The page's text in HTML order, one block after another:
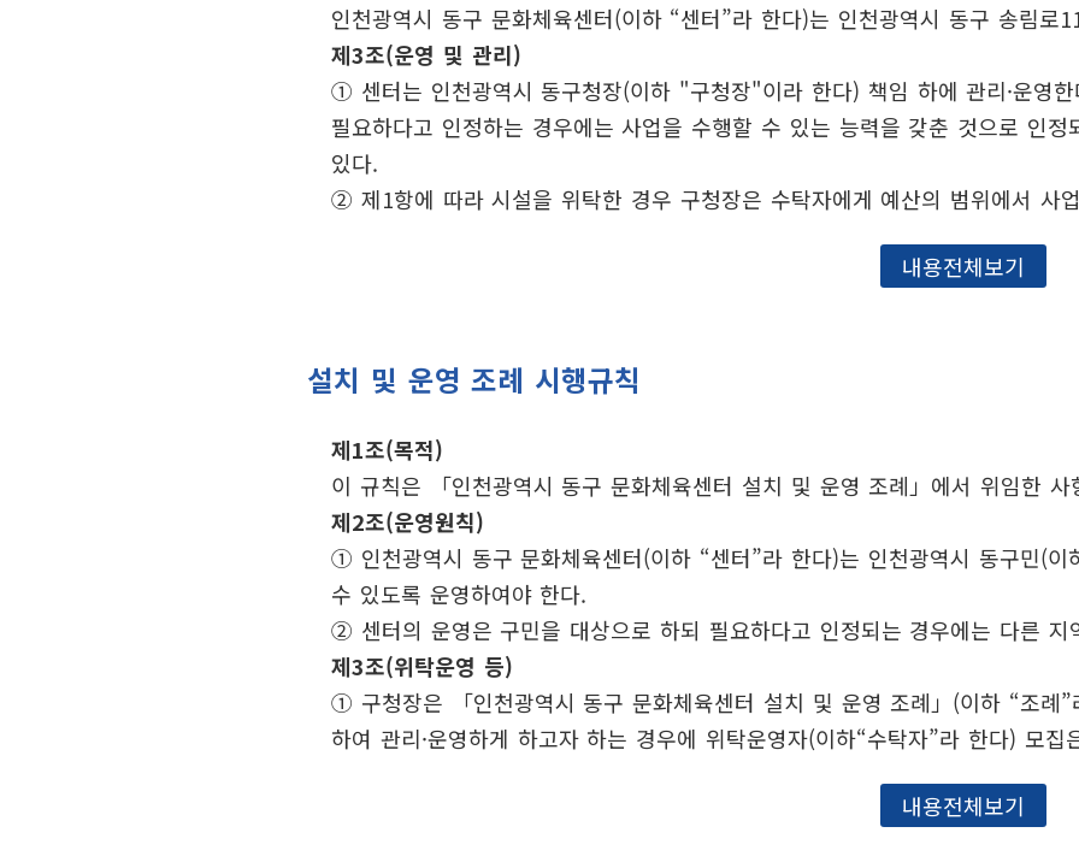
인천광역시 동구 문화체육센터(이하 “센터”라 한다)는 인천광역시 동구 송림로
제3조(운영 및 관리)
① 센터는 인천광역시 동구청장(이하 "구청장"이라 한다) 책임 하에 관리·운영
필요하다고 인정하는 경우에는 사업을 수행할 수 있는 능력을 갖춘 것으로 인
있다.
② 제1항에 따라 시설을 위탁한 경우 구청장은 수탁자에게 예산의 범위에서 사
내용전체보기
설치 및 운영 조례 시행규칙
제1조(목적)
이 규칙은 「인천광역시 동구 문화체육센터 설치 및 운영 조례」에서 위임한
제2조(운영원칙)
① 인천광역시 동구 문화체육센터(이하 “센터”라 한다)는 인천광역시 동구민(
수 있도록 운영하여야 한다.
② 센터의 운영은 구민을 대상으로 하되 필요하다고 인정되는 경우에는 다른
제3조(위탁운영 등)
① 구청장은 「인천광역시 동구 문화체육센터 설치 및 운영 조례」(이하 “조례
하여 관리·운영하게 하고자 하는 경우에 위탁운영자(이하“수탁자”라 한다) 모
내용전체보기